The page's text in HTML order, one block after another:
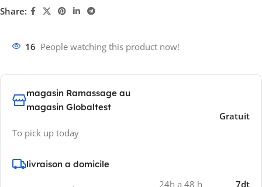
Share:
16 People watching this product now!
magasin Ramassage au
magasin Globaltest
To pick up today
Gratuit
livraison a domicile
24h a 48 h 7dt